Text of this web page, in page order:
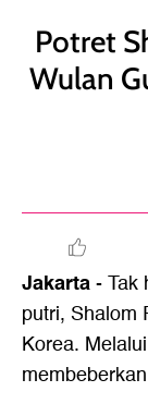
Potret
Wulan
Jakarta- Tak
putri, Shalom
Korea.